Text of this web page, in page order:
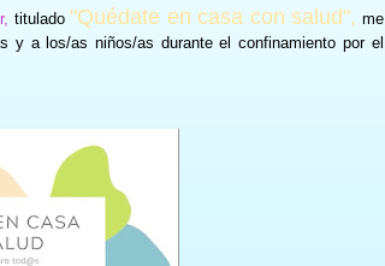
titulado "Quédate en casa con salud", me
y a los/as niños/as durante el confinamiento por el